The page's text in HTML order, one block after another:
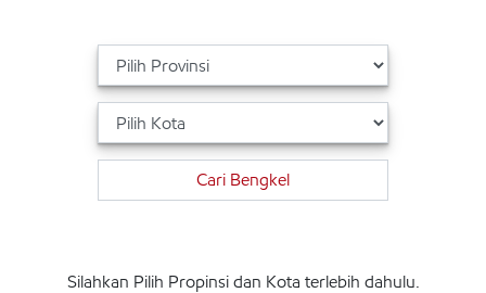
Silahkan Pilih Propinsi dan Kota terlebih dahulu.